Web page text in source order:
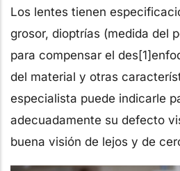
Los lentes tienen
grosor, dioptrías (medida del
para compensar el
del material y otras
especialista puede indicarle
adecuadamente su defecto
buena visión de lejos y de